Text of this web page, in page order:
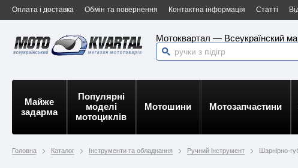
Оплата і доставка Обмін та повернення Контактна інформація Статті
Мотоквартал — Всеукраїнский
Майже
задарма
Популярні
моделі
мотоциклів
Мотошини Мотозапчастини
Головна Каталог Інструменти та обладнання Ручний інструмент Шарнірно-